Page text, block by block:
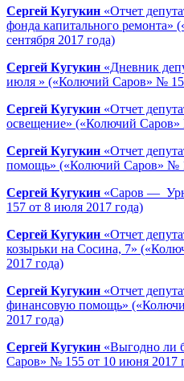
Сергей Кугукин «Отчет
фонда капитального
сентября 2017 года)
Сергей Кугукин «Дневник
июля » («Колючий Саров» №
Сергей Кугукин «Отчет
освещение» («Колючий Саров»
Сергей Кугукин «Отчет
помощь» («Колючий Саров» №
Сергей Кугукин «Саров —
157 от 8 июля 2017 года)
Сергей Кугукин «Отчет
козырьки на Сосина, 7»
2017 года)
Сергей Кугукин «Отчет
финансовую помощь»
2017 года)
Сергей Кугукин «Выгодно ли
Саров» № 155 от 10 июня 2017